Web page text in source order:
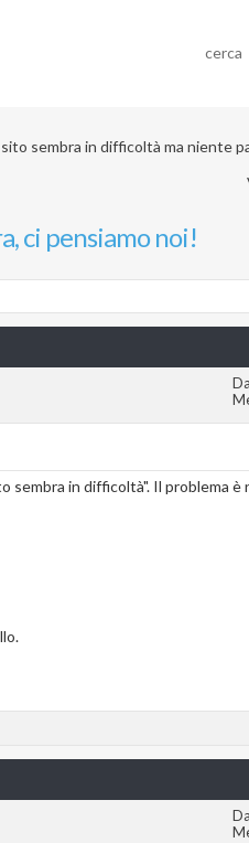
cerca
sembra in difficoltà ma niente
ci pensiamo noi!
in difficoltà". Il problema è